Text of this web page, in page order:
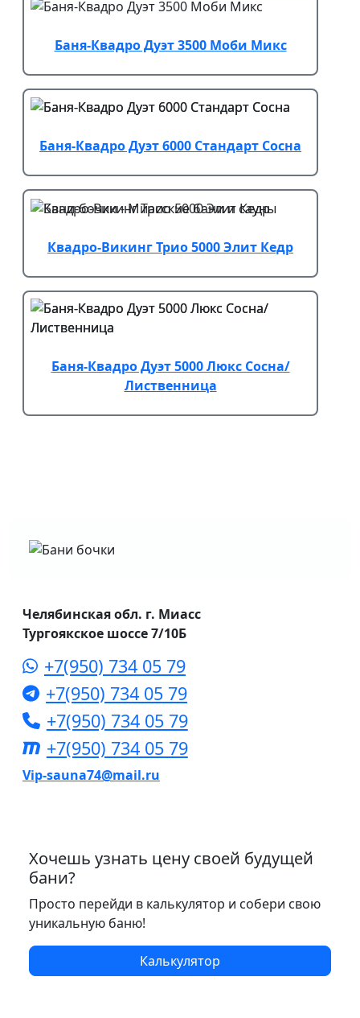
Баня-Квадро Дуэт 3500 Моби Микс
Баня-Квадро Дуэт 6000 Стандарт Сосна
Квадро-Викинг Трио 5000 Элит Кедр
Баня-Квадро Дуэт 5000 Люкс Сосна/
Лиственница
Челябинская обл. г. Миасс
Тургоякское шоссе 7/10Б
+7(950) 734 05 79
+7(950) 734 05 79
+7(950) 734 05 79
+7(950) 734 05 79
Vip-sauna74@mail.ru
Хочешь узнать цену своей будущей
бани?
Просто перейди в калькулятор и собери свою
уникальную баню!
Калькулятор